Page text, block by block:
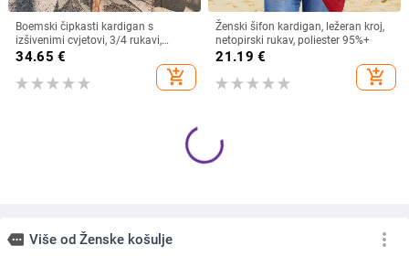
Boemski čipkasti kardigan s
izšivenimi cvjetovi, 3/4 rukavi,
poluotvoren ovratnik, pamuk
34.65 €
add_shopping_cart
Ženski šifon kardigan, ležeran kroj,
netopirski rukav, poliester 95%+
21.19 €
add_shopping_cart